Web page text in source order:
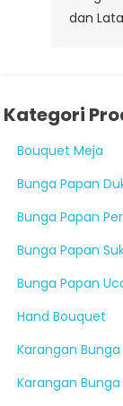
dan
Kategori
Bouquet Meja
Bunga Papan
Bunga Papan
Bunga Papan
Bunga Papan
Hand Bouquet
Karangan Bunga
Karangan